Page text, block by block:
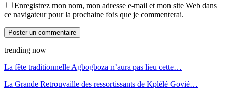
Enregistrez mon nom, mon adresse e-mail et mon site Web dans
ce navigateur pour la prochaine fois que je commenterai.
trending now
La fête traditionnelle Agbogboza n’aura pas lieu cette…
La Grande Retrouvaille des ressortissants de Kplélé Govié…